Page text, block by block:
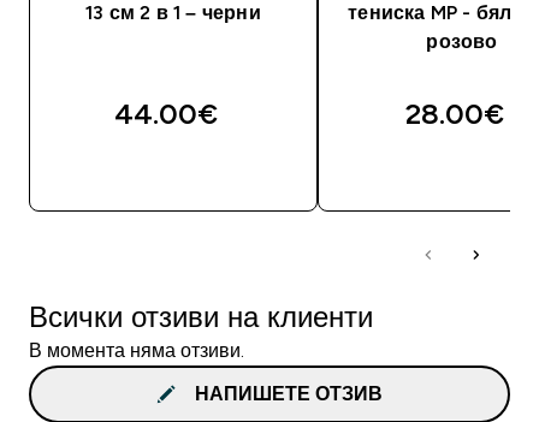
13 см 2 в 1 – черни
44.00€‎
тениска MP - бял /
розово
28.00€‎
Всички отзиви на клиенти
В момента няма отзиви.
НАПИШЕТЕ ОТЗИВ